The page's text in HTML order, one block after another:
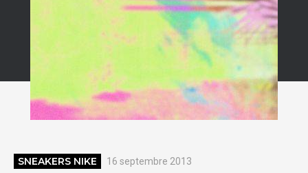
SNEAKERS NIKE 16 septembre 2013